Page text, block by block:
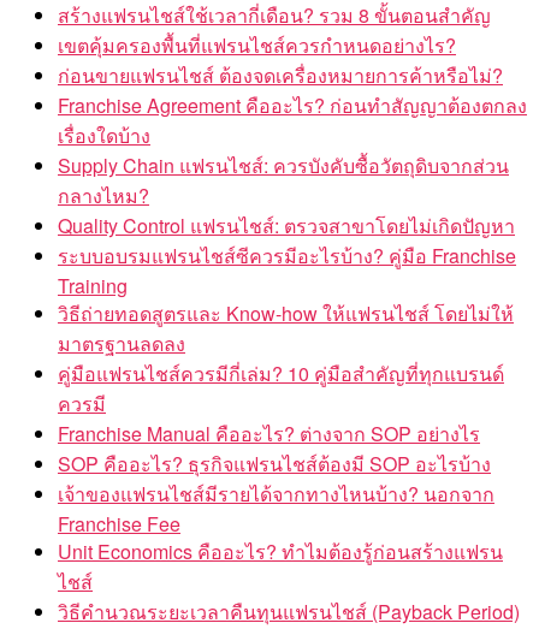
สร้างแฟรนไชส์ใช้เวลากี่เดือน? รวม 8 ขั้นตอนสำคัญ
เขตคุ้มครองพื้นที่แฟรนไชส์ควรกำหนดอย่างไร?
ก่อนขายแฟรนไชส์ ต้องจดเครื่องหมายการค้าหรือไม่?
Franchise Agreement คืออะไร? ก่อนทำสัญญาต้องตกลง
เรื่องใดบ้าง
Supply Chain แฟรนไชส์: ควรบังคับซื้อวัตถุดิบจากส่วน
กลางไหม?
Quality Control แฟรนไชส์: ตรวจสาขาโดยไม่เกิดปัญหา
ระบบอบรมแฟรนไชส์ซีควรมีอะไรบ้าง? คู่มือ Franchise
Training
วิธีถ่ายทอดสูตรและ Know-how ให้แฟรนไชส์ โดยไม่ให้
มาตรฐานลดลง
คู่มือแฟรนไชส์ควรมีกี่เล่ม? 10 คู่มือสำคัญที่ทุกแบรนด์
ควรมี
Franchise Manual คืออะไร? ต่างจาก SOP อย่างไร
SOP คืออะไร? ธุรกิจแฟรนไชส์ต้องมี SOP อะไรบ้าง
เจ้าของแฟรนไชส์มีรายได้จากทางไหนบ้าง? นอกจาก
Franchise Fee
Unit Economics คืออะไร? ทำไมต้องรู้ก่อนสร้างแฟรน
ไชส์
วิธีคำนวณระยะเวลาคืนทุนแฟรนไชส์ (Payback Period)